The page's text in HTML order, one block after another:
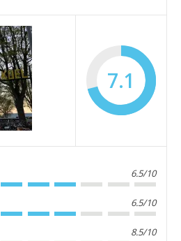
7.1
6.5/10
6.5/10
8.5/10